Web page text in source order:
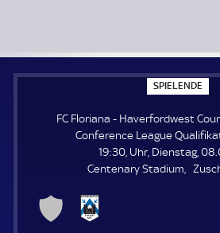
SPIELENDE
P
E
L
E
N
E
FC Floriana - Haverfordwest
Conference League
19:30, Uhr, Dienstag,
Centenary Stadium